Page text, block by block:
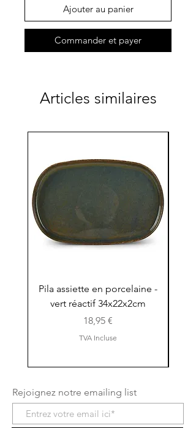
Ajouter au panier
Commander et payer
Articles similaires
Pila assiette en porcelaine -
vert réactif 34x22x2cm
Prix
18,95 €
TVA Incluse
Rejoignez notre emailing list